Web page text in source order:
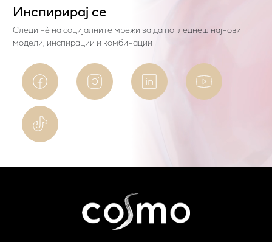
Инспирирај се
Следи нѐ на социјалните мрежи за да погледнеш најнови
модели, инспирации и комбинации